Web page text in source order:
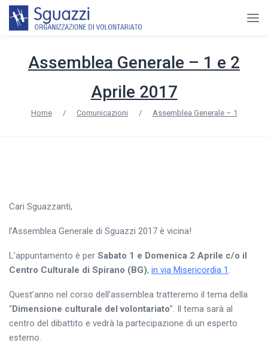
Assemblea Generale – 1 e 2
Aprile 2017
Home / Comunicazioni / Assemblea Generale – 1
Cari Sguazzanti,
l’Assemblea Generale di Sguazzi 2017 è vicina!
L’appuntamento è per Sabato 1 e Domenica 2 Aprile c/o il
Centro Culturale di Spirano (BG), in via Misericordia 1 .
Quest’anno nel corso dell’assemblea tratteremo il tema della
“Dimensione culturale del volontariato”. Il tema sarà al
centro del dibattito e vedrà la partecipazione di un esperto
esterno.